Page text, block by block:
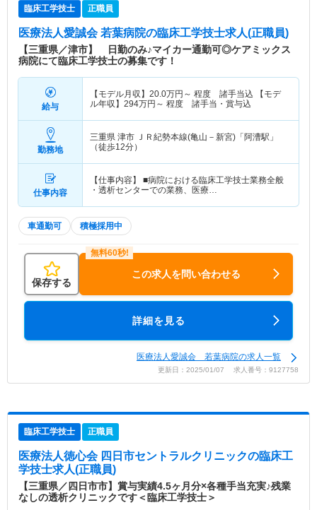
臨床工学技士 正職員
医療法人愛誠会 若葉病院の臨床工学技士求人(正職員)
【三重県／津市】 日勤のみ♪マイカー通勤可◎ケアミックス
病院にて臨床工学技士の募集です！
給与
【モデル月収】 20.0万円～ 程度 諸手当込 【モデ
ル年収】 294万円～ 程度 諸手当・賞与込
勤務地
三重県 津市 ＪＲ紀勢本線(亀山－新宮)「阿漕駅」
（徒歩12分）
仕事内容
【仕事内容】 ■病院における臨床工学技士業務全般
・透析センターでの業務、医療…
車通勤可 積極採用中
保存する
この求人を問い合わせる
詳細を見る
医療法人愛誠会 若葉病院の求人一覧
更新日：2025/01/07 求人番号：9127758
臨床工学技士 正職員
医療法人徳心会 四日市セントラルクリニックの臨床工
学技士求人(正職員)
【三重県／四日市市】賞与実績4.5ヶ月分×各種手当充実♪残業
なしの透析クリニックです＜臨床工学技士＞